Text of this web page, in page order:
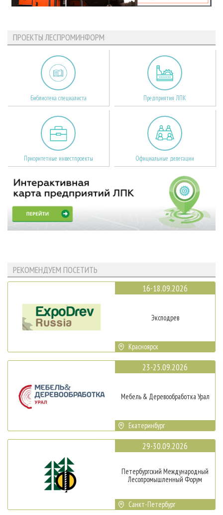
ПРОЕКТЫ ЛЕСПРОМИНФОРМ
Библиотека специалиста Предприятия ЛПК
Приоритетные инвестпроекты Официальные делегации
РЕКОМЕНДУЕМ ПОСЕТИТЬ
16-18.09.2026
Эксподрев
Красноярск
23-25.09.2026
Мебель & Деревообработка Урал
Екатеринбург
29-30.09.2026
Петербургский Международный
Лесопромышленный Форум
Санкт-Петербург